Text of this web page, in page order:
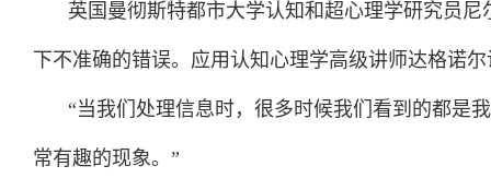
英国曼彻斯特都市大学认知和超心理学研究员
下不准确的错误。应用认知心理学高级讲师达格诺
“当我们处理信息时，很多时候我们看到的都是
常有趣的现象。”